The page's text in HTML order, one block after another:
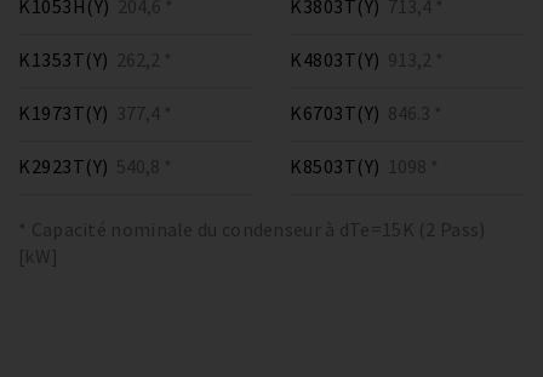
K1053H(Y) 204,6 *
K1353T(Y) 262,2 *
K1973T(Y) 377,4 *
K2923T(Y) 540,8 *
K3803T(Y) 713,4 *
K4803T(Y) 913,2 *
K6703T(Y) 846.3 *
K8503T(Y) 1098 *
* Capacité nominale du condenseur à dTe=15K (2 Pass)
[kW]